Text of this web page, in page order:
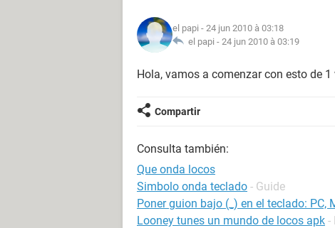
el papi - 24 jun 2010 à 03:18
el papi - 24 jun 2010 à 03:19
Hola, vamos a comenzar con esto de 1
Compartir
Consulta también:
Que onda locos
Simbolo onda teclado - Guide
Poner guion bajo (_) en el teclado: PC,
Looney tunes un mundo de locos apk -